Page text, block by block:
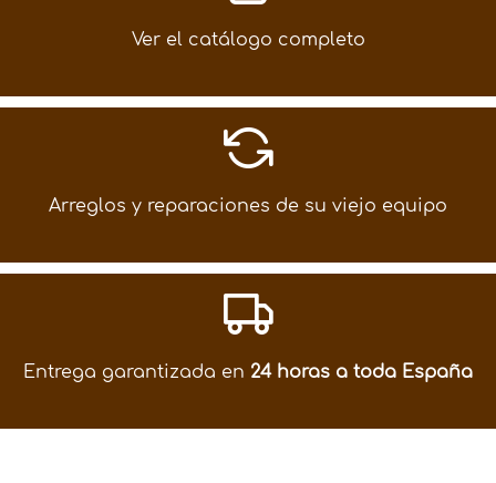
Ver el catálogo completo
Arreglos y reparaciones de su viejo equipo
Entrega garantizada en 24 horas a toda España